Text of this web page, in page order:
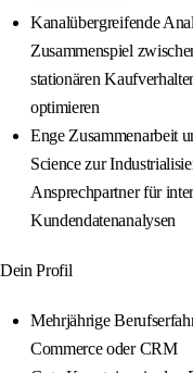
Kanalübergreifende
Zusammenspiel
stationären
optimieren
Enge Zusammenarbeit
Science zur
Ansprechpartner für
Kundendatenanalysen
Dein Profil
Mehrjährige
Commerce oder CRM